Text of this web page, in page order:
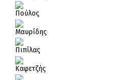
Πούλος
Μαυρίδης
Πιπίλας
Καφετζής